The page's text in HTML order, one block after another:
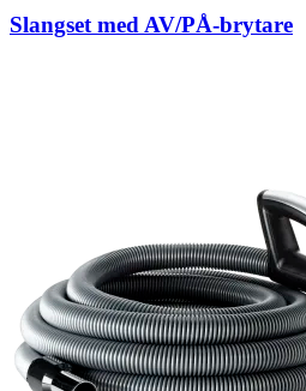
Slangset med AV/PÅ-brytare